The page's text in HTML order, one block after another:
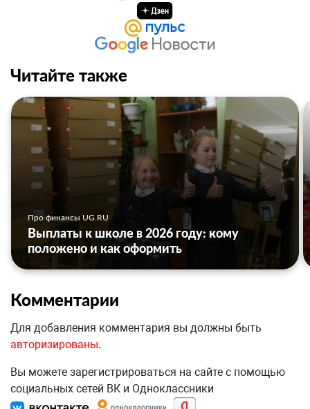
Читайте также
Про финансы UG.RU
Выплаты к школе в 2026 году: кому
положено и как оформить
Комментарии
Для добавления комментария вы должны быть
авторизированы.
Вы можете зарегистрироваться на сайте с помощью
социальных сетей ВК и Одноклассники